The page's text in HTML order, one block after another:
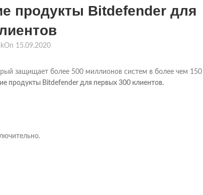
продукты Bitdefender для
On 15.09.2020
защищает более 500 миллионов систем в более чем 150
продукты Bitdefender для первых 300 клиентов.